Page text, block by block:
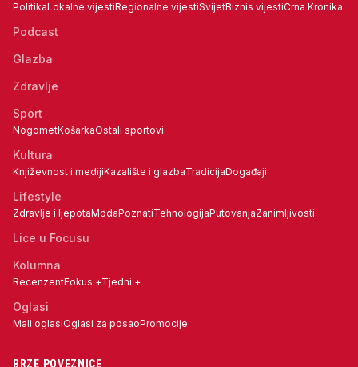
PolitikaLokalne vijestiRegionalne vijestiSvijetBiznis vijestiCrna Kronika
Podcast
Glazba
Zdravlje
Sport
NogometKošarkaOstali sportovi
Kultura
Književnost i medijiKazalište i glazbaTradicijaDogađaji
Lifestyle
Zdravlje i ljepotaModaPoznatiTehnologijaPutovanjaZanimljivosti
Lice u Focusu
Kolumna
RecenzentFokus +Tjedni +
Oglasi
Mali oglasiOglasi za posaoPromocije
BRZE POVEZNICE